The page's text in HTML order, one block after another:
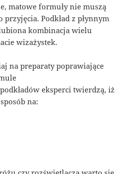
matowe formuły nie muszą
Podkład z płynnym
kombinacja wielu
wizażystek.
na preparaty poprawiające
eksperci twierdzą, iż
na: